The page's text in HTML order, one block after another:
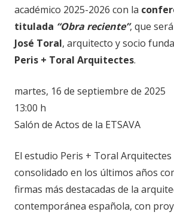
académico 2025-2026 con la
titulada “Obra reciente”, que
José Toral, arquitecto y socio
Peris + Toral Arquitectes.
martes, 16 de septiembre de 2025
13:00 h
Salón de Actos de la ETSAVA
El estudio Peris + Toral Arquitectes
consolidado en los últimos años
firmas más destacadas de la
contemporánea española, con